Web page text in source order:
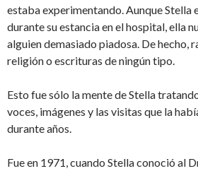
estaba experimentando. Aunque Stella
durante su estancia en el hospital, ella
alguien demasiado piadosa. De hecho,
religión o escrituras de ningún tipo.
Esto fue sólo la mente de Stella
voces, imágenes y las visitas que la
durante años.
Fue en 1971, cuando Stella conoció al